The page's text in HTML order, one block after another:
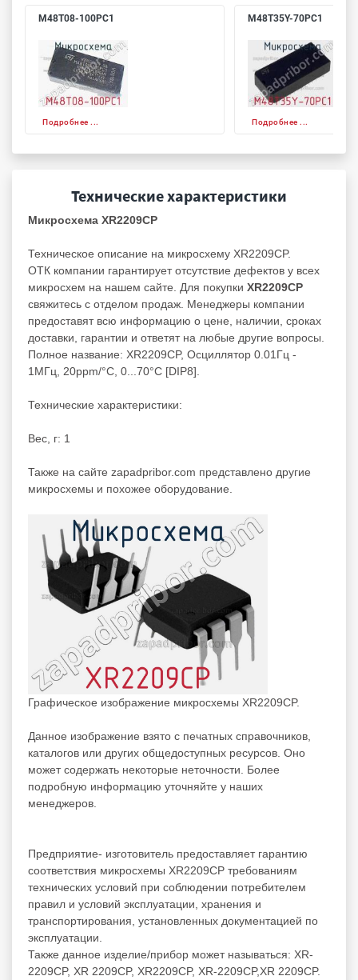
M48T08-100PC1
Подробнее ...
M48T35Y-70PC1
Подробнее ...
Технические характеристики
Микросхема XR2209CP
Техническое описание на микросхему XR2209CP.
ОТК компании гарантирует отсутствие дефектов у всех
микросхем на нашем сайте. Для покупки XR2209CP
свяжитесь с отделом продаж. Менеджеры компании
предоставят всю информацию о цене, наличии, сроках
доставки, гарантии и ответят на любые другие вопросы.
Полное название: XR2209CP, Осциллятор 0.01Гц -
1МГц, 20ppm/°C, 0...70°C [DIP8].
Технические характеристики:
Вес, г: 1
Также на сайте zapadpribor.com представлено другие
микросхемы и похожее оборудование.
Графическое изображение микросхемы XR2209CP.
Данное изображение взято с печатных справочников,
каталогов или других общедоступных ресурсов. Оно
может содержать некоторые неточности. Более
подробную информацию уточняйте у наших
менеджеров.
Предприятие- изготовитель предоставляет гарантию
соответствия микросхемы XR2209CP требованиям
технических условий при соблюдении потребителем
правил и условий эксплуатации, хранения и
транспортирования, установленных документацией по
эксплуатации.
Также данное изделие/прибор может называться: XR-
2209CP, XR 2209CP, XR2209CP, XR-2209CP,XR 2209CP.